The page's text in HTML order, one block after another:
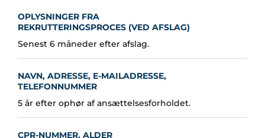
OPLYSNINGER FRA
REKRUTTERINGSPROCES (VED AFSLAG)
Senest 6 måneder efter afslag.
NAVN, ADRESSE, E-MAILADRESSE,
TELEFONNUMMER
5 år efter ophør af ansættelsesforholdet.
CPR-NUMMER, ALDER